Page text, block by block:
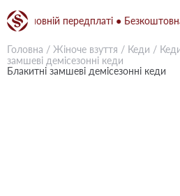
повній передплаті ● Безкоштовна
Головна / Жіноче взуття / Кеди /
замшеві демісезонні кеди
Блакитні замшеві демісезонні кеди